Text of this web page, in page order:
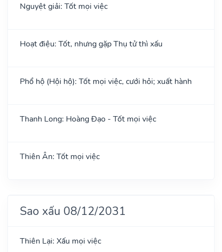
Nguyệt giải: Tốt mọi việc
Hoạt điệu: Tốt, nhưng gặp Thụ tử thì xấu
Phổ hộ (Hội hộ): Tốt mọi việc, cưới hỏi; xuất hành
Thanh Long: Hoàng Đạo - Tốt mọi việc
Thiên Ân: Tốt mọi việc
Sao xấu 08/12/2031
Thiên Lại: Xấu mọi việc